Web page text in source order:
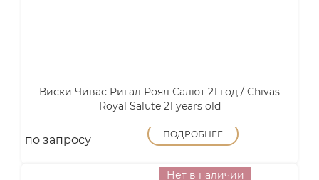
Виски Чивас Ригал Роял Салют 21 год / Chivas
Royal Salute 21 years old
по запросу ПОДРОБНЕЕ
Нет в наличии